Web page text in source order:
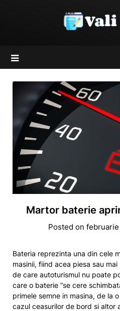
Martor baterie
Posted on
Bateria reprezinta una din cele
masinii, fiind acea piesa sau
de care autoturismul nu poate
care o baterie “se cere
primele semne in masina, de la
cazul ceasurilor de bord si altor